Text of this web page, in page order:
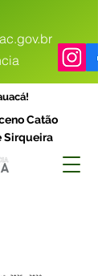
Catão
Sirqueira